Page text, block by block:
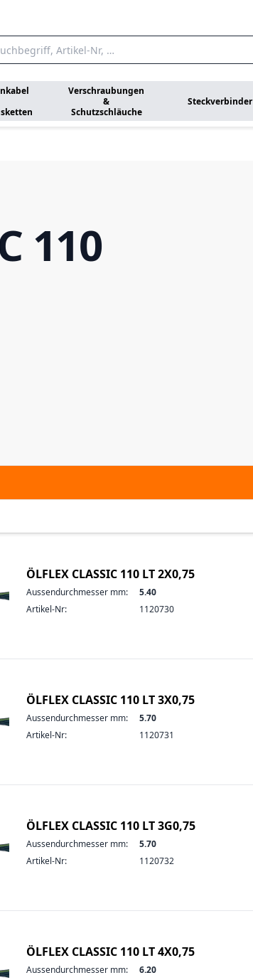
Verschraubungen
&
Schutzschläuche
Steckverbinder
110
ÖLFLEX CLASSIC 110 LT 2X0,75
Aussendurchmesser mm:
5.40
Artikel-Nr:
1120730
ÖLFLEX CLASSIC 110 LT 3X0,75
Aussendurchmesser mm:
5.70
Artikel-Nr:
1120731
ÖLFLEX CLASSIC 110 LT 3G0,75
Aussendurchmesser mm:
5.70
Artikel-Nr:
1120732
ÖLFLEX CLASSIC 110 LT 4X0,75
Aussendurchmesser mm:
6.20